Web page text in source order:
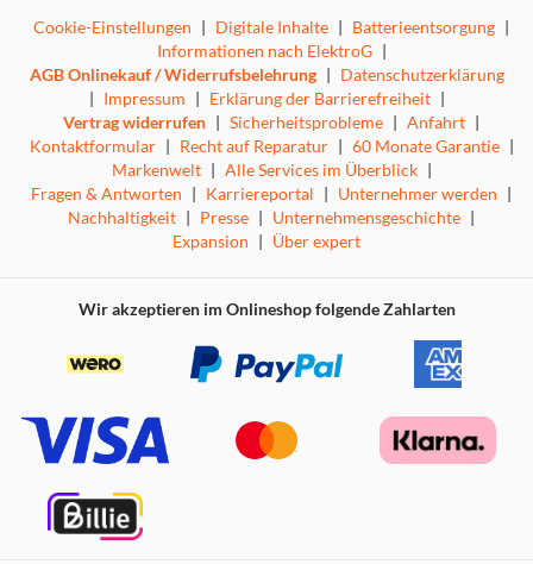
Cookie-Einstellungen | Digitale Inhalte | Batterieentsorgung |
Informationen nach ElektroG |
AGB Onlinekauf / Widerrufsbelehrung | Datenschutzerklärung
| Impressum | Erklärung der Barrierefreiheit |
Vertrag widerrufen | Sicherheitsprobleme | Anfahrt |
Kontaktformular | Recht auf Reparatur | 60 Monate Garantie |
Markenwelt | Alle Services im Überblick |
Fragen & Antworten | Karriereportal | Unternehmer werden |
Nachhaltigkeit | Presse | Unternehmensgeschichte |
Expansion | Über expert
Wir akzeptieren im Onlineshop folgende Zahlarten